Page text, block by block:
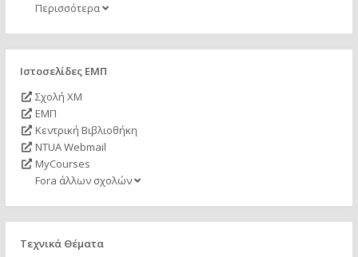
Περισσότερα
Ιστοσελίδες ΕΜΠ
Σχολή ΧΜ
ΕΜΠ
Κεντρική Βιβλιοθήκη
NTUA Webmail
MyCourses
Fora άλλων σχολών
Τεχνικά Θέματα